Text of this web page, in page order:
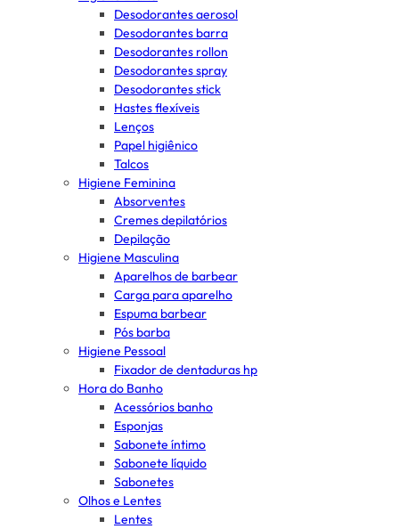
Desodorantes aerosol
Desodorantes barra
Desodorantes rollon
Desodorantes spray
Desodorantes stick
Hastes flexíveis
Lenços
Papel higiênico
Talcos
Higiene Feminina
Absorventes
Cremes depilatórios
Depilação
Higiene Masculina
Aparelhos de barbear
Carga para aparelho
Espuma barbear
Pós barba
Higiene Pessoal
Fixador de dentaduras hp
Hora do Banho
Acessórios banho
Esponjas
Sabonete íntimo
Sabonete líquido
Sabonetes
Olhos e Lentes
Lentes